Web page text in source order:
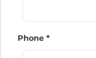
Phone *